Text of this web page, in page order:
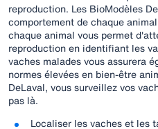
reproduction. Les BioModèles
comportement de chaque
chaque animal vous permet
reproduction en identifiant les
vaches malades vous assurera
normes élevées en bien-être
DeLaval, vous surveillez vos
pas là.
Localiser les vaches et les